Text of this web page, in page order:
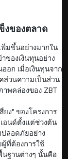
งของตลาด
พิ่มขึ้นอย่างมากใน
ของเงินทุนอย่าง
อก เมื่อเงินทุนจาก
ส่วนความเป็นส่วน
พคล่องของ ZBT
ง" ของโครงการ
อนด์ตั้งแต่ช่วงต้น
ลอดภัยอย่าง
ที่ต้องการใช้
ฐานต่างๆ นั้นคือ